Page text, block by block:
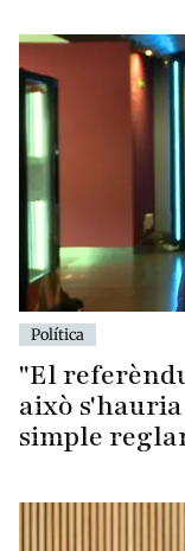
Política
"El
això
simple